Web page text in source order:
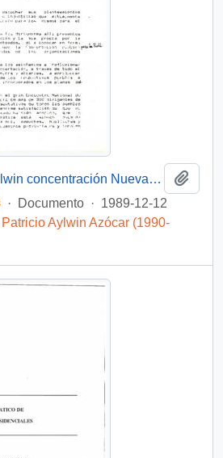
Discurso Patricio Aylwin concentración Nueva Imperial
· Documento · 1989-12-12
Aylwin Azócar (1990-